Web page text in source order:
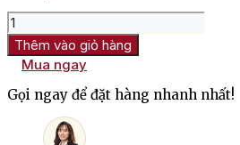
Giỏ
quà
Tết
rượu
ngoại
2027
Thêm vào giỏ hàng
Mua ngay
Gọi ngay để đặt hàng nhanh nhất!